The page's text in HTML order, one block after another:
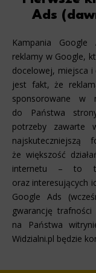
Ads
Kampania
reklamy w Google,
docelowej, miejsca i
jest fakt, że
sponsorowane w
do Państwa
potrzeby zawarte
że większość
internetu – to
oraz interesujących
Google Ads
gwarancję
na Państwa
Widzialni.pl będzie